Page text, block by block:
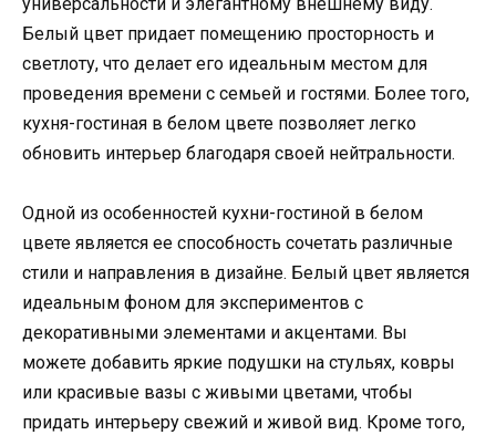
Белый цвет придает помещению просторность и
светлоту, что делает его идеальным местом для
проведения времени с семьей и гостями. Более того,
кухня-гостиная в белом цвете позволяет легко
обновить интерьер благодаря своей нейтральности.
Одной из особенностей кухни-гостиной в белом
цвете является ее способность сочетать различные
стили и направления в дизайне. Белый цвет является
идеальным фоном для экспериментов с
декоративными элементами и акцентами. Вы
можете добавить яркие подушки на стульях, ковры
или красивые вазы с живыми цветами, чтобы
придать интерьеру свежий и живой вид. Кроме того,